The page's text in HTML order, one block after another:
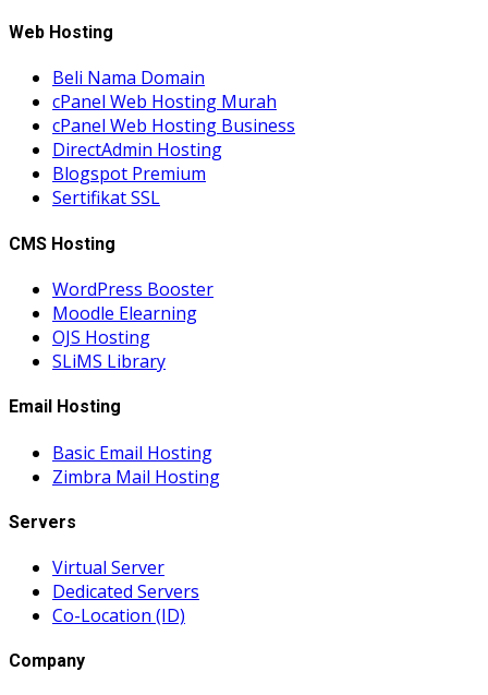
Web Hosting
Beli Nama Domain
cPanel Web Hosting Murah
cPanel Web Hosting Business
DirectAdmin Hosting
Blogspot Premium
Sertifikat SSL
CMS Hosting
WordPress Booster
Moodle Elearning
OJS Hosting
SLiMS Library
Email Hosting
Basic Email Hosting
Zimbra Mail Hosting
Servers
Virtual Server
Dedicated Servers
Co-Location (ID)
Company